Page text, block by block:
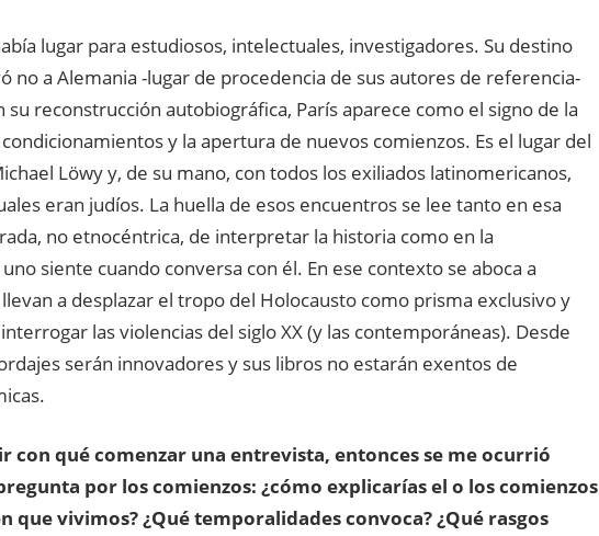
lugar para estudiosos, intelectuales, investigadores. Su destino
no a Alemania -lugar de procedencia de sus autores de referencia-
su reconstrucción autobiográfica, París aparece como el signo de la
y la apertura de nuevos comienzos. Es el lugar del
Löwy y, de su mano, con todos los exiliados latinomericanos,
eran judíos. La huella de esos encuentros se lee tanto en esa
no etnocéntrica, de interpretar la historia como en la
siente cuando conversa con él. En ese contexto se aboca a
a desplazar el tropo del Holocausto como prisma exclusivo y
las violencias del siglo XX (y las contemporáneas). Desde
serán innovadores y sus libros no estarán exentos de
con qué comenzar una entrevista, entonces se me ocurrió
por los comienzos: ¿cómo explicarías el o los comienzos
que vivimos? ¿Qué temporalidades convoca? ¿Qué rasgos